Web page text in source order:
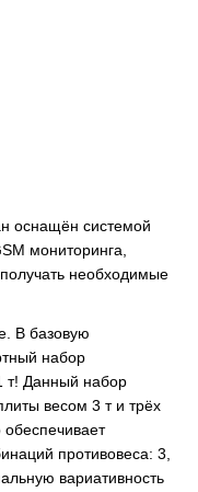
оснащён системой
мониторинга,
необходимые
В базовую
набор
т! Данный набор
весом 3 т и трёх
противовеса: 3,
вариативность